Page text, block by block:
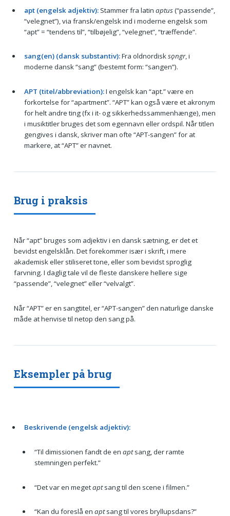
apt (engelsk adjektiv):Stammer fra latin aptus(“passende”,
“velegnet”), via fransk/engelsk ind i moderne engelsk som
“apt” = “tendens til”, “tilbøjelig”, “velegnet”, “træffende”.
sang(en) (dansk substantiv):Fra oldnordisksǫngr, i
moderne dansk “sang” (bestemt form: “sangen”).
APT (titel/abbreviation):I engelsk kan “apt.” være en
forkortelse for “apartment”. “APT” kan også være et akronym
for helt andre ting (fx i it- og sikkerhedssammenhænge), men
i musiktitler bruges det som egennavn eller ordspil. Når titlen
gengives i dansk, skriver man ofte “APT-sangen” for at
markere, at “APT” er navnet.
Brug i praksis
Når “apt” bruges som adjektiv i en dansk sætning, er det et
bevidst engelsklån. Det forekommer især i skrift, i mere
akademisk eller stiliseret tone, eller som bevidst sproglig
farvning. I daglig tale vil de fleste danskere hellere sige
“passende”, “velegnet” eller “velvalgt”.
Når “APT” er en sangtitel, er “APT-sangen” den naturlige danske
måde at henvise til netop den sang på.
Eksempler på brug
Beskrivende (engelsk adjektiv):
“Til dimissionen fandt de en aptsang, der ramte
stemningen perfekt.”
“Det var en megetaptsang til den scene i filmen.”
“Kan du foreslå en aptsang til vores bryllupsdans?”